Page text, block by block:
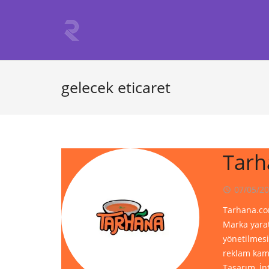
gelecek eticaret
access_time 07/05/
Marka
reklam